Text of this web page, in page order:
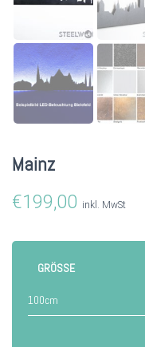
Mainz
€199,00 inkl. MwSt
GRÖSSE